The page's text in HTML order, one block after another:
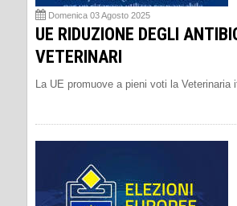
Domenica 03 Agosto 2025
UE RIDUZIONE DEGLI
VETERINARI
La UE promuove a pieni voti la Veterinaria